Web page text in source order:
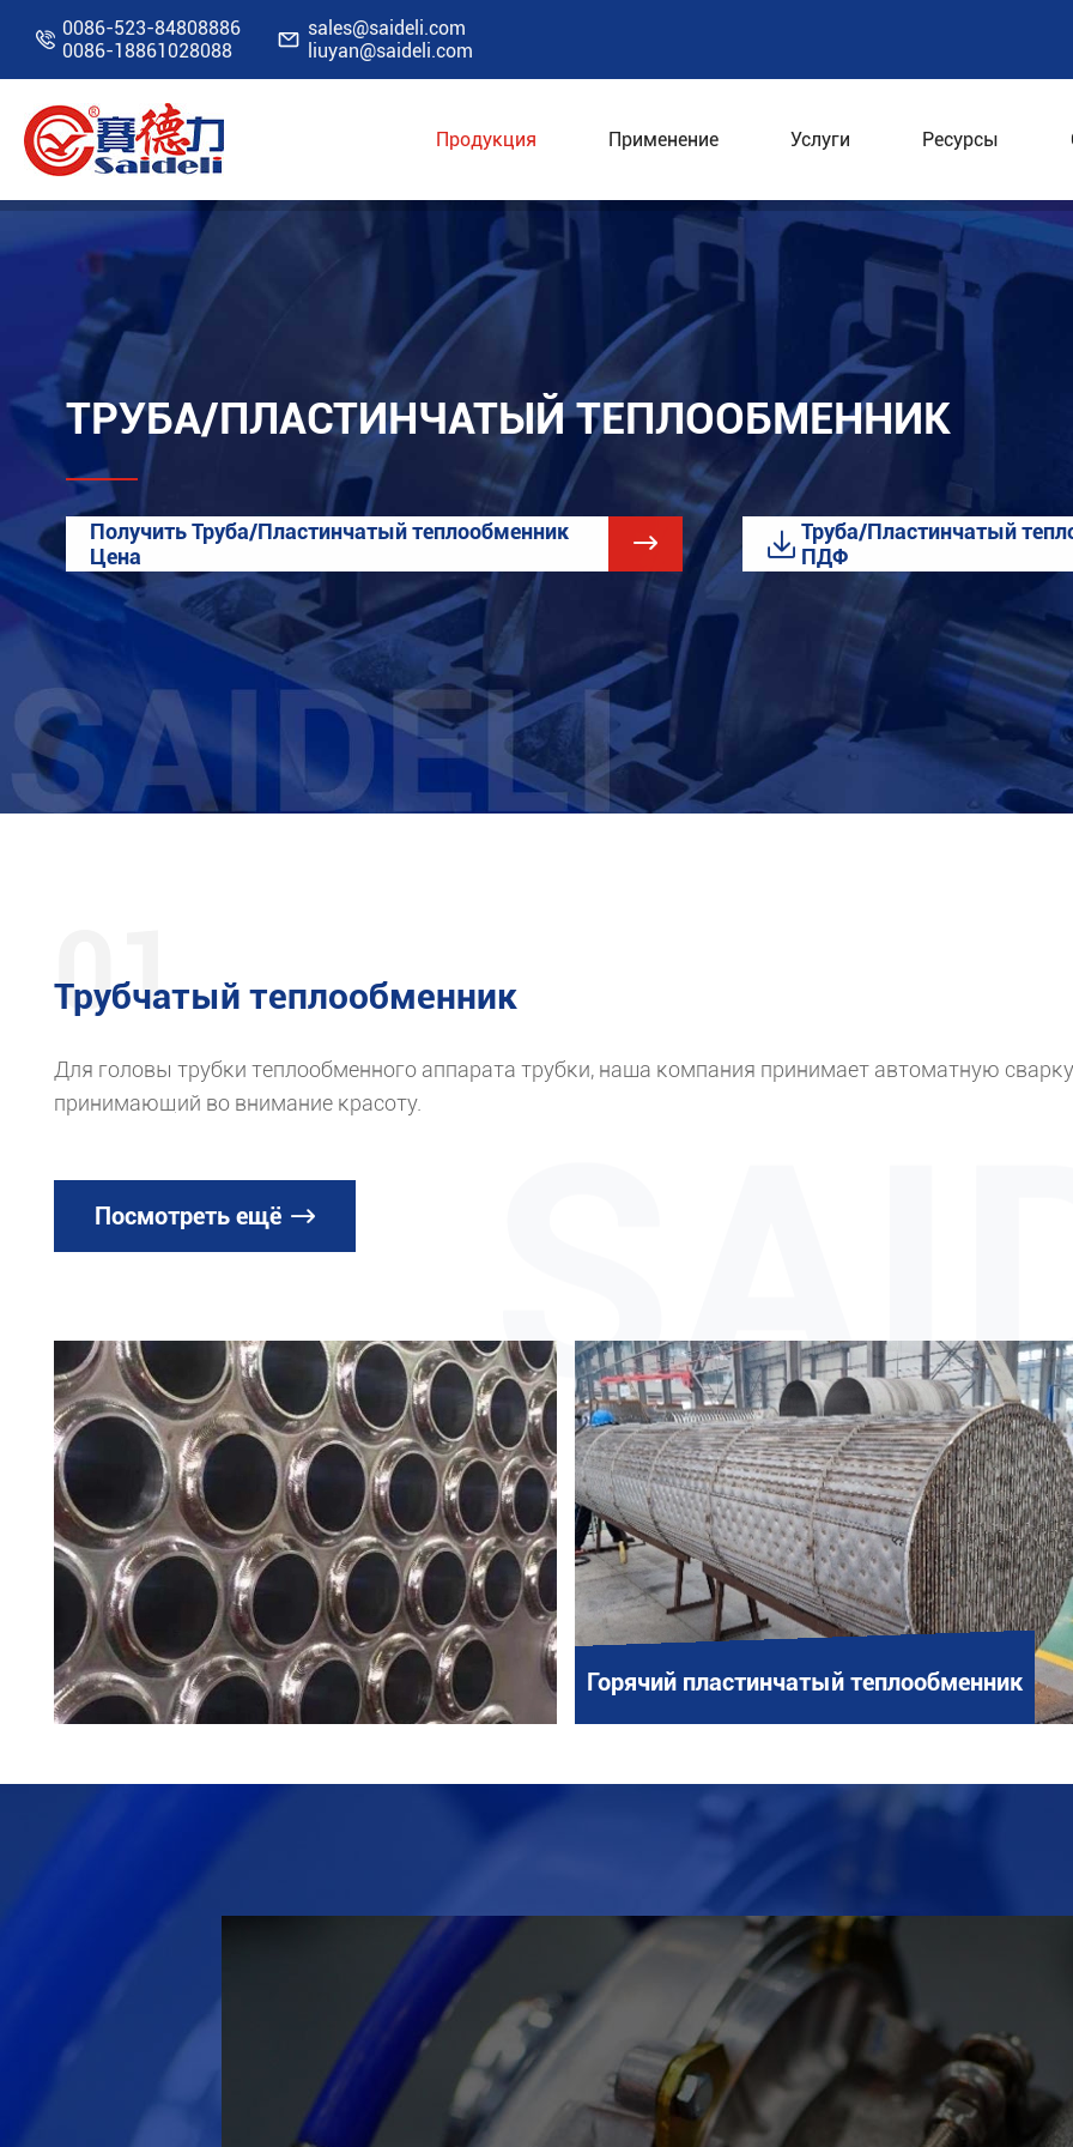
 0086-523-84808886
0086-18861028088
 sales@saideli.com
liuyan@saideli.com
Продукция Применение Услуги Ресурсы
Главная Продукция
ТРУБА/ПЛАСТИНЧАТЫЙ ТЕПЛООБМЕННИК
Получить Труба/Пластинчатый теплообменник
Цена
  Труба/Пластинчатый
ПДФ
01
Трубчатый теплообменник
Для головы трубки теплообменного аппарата трубки, наша компания принимает автоматную
принимающий во внимание красоту.
Посмотреть ещё 
Горячий пластинчатый теплообменник